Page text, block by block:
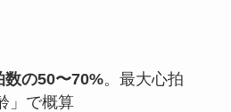
数の50〜70%。最大心拍
」で概算